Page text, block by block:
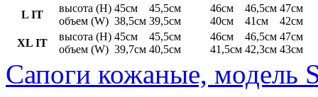
L IT
высота (H)
объем (W)
45см
38,5см
45,5см
39,5см
46см
40см
46,5см
41см
47см
42см
XL IT
высота (H)
объем (W)
45см
39,7см
45,5см
40,5см
46см
41,5см
46,5см
42,3см
47см
43см
Сапоги кожаные, модель